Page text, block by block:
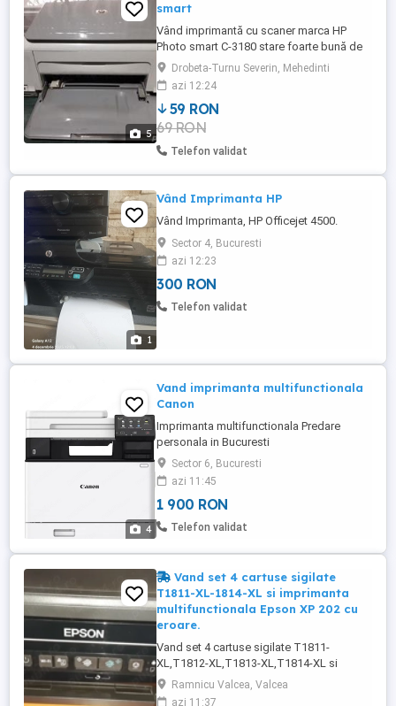
5
smart
Vând imprimantă cu scaner marca HP
Photo smart C-3180 stare foarte bună de
funcționare, fără defecte. Menționez că
trebuie încărcate cele 2 cartușe (negru și
color), deoarece nu am folosit-o de mult
timp. Preț : 59 lei, ușor negociabil. Trimit și
în țară cu plata transportului în avans
Drobeta-Turnu Severin, Mehedinti
azi 12:24
59 RON
69 RON
Telefon validat
1
Vând Imprimanta HP
Vând Imprimanta, HP Officejet 4500.
Sector 4, Bucuresti
azi 12:23
300 RON
Telefon validat
4
Vand imprimanta multifunctionala
Canon
Imprimanta multifunctionala Predare
personala in Bucuresti
Sector 6, Bucuresti
azi 11:45
1 900 RON
Telefon validat
Vand set 4 cartuse sigilate
T1811-XL-1814-XL si imprimanta
multifunctionala Epson XP 202 cu
eroare.
Vand set 4 cartuse sigilate T1811-
XL,T1812-XL,T1813-XL,T1814-XL si
Imprimanta multifunctionala EPSON XP
202 WIFI cu CD instalare si manual
Ramnicu Valcea, Valcea
azi 11:37